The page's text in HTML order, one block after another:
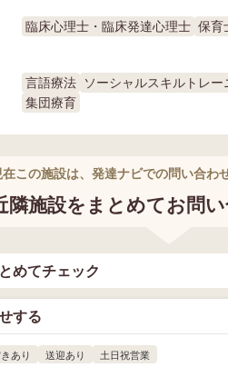
臨床心理士・臨床発達心理士 保育
言語療法 ソーシャルスキルトレー
集団療育
この施設は、発達ナビでの問い合わ
隣施設をまとめてお問
めてチェック
する
あり 送迎あり 土日祝営業